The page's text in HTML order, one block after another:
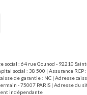
: 64 rue Gounod - 92210
social : 38 500 | Assurance RCP :
de garantie : NC | Adresse
- 75007 PARIS | Adresse du
indépendante